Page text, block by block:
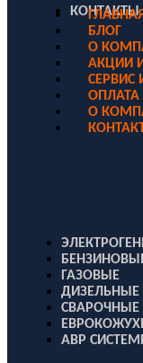
КОНТАКТЫ
ГЛАВНАЯ
БЛОГ
О
АКЦИИ
СЕРВИС
ОПЛАТА
О
ГАЗОВЫЕ
ДИЗЕЛЬНЫЕ
СВАРОЧНЫЕ
АВР